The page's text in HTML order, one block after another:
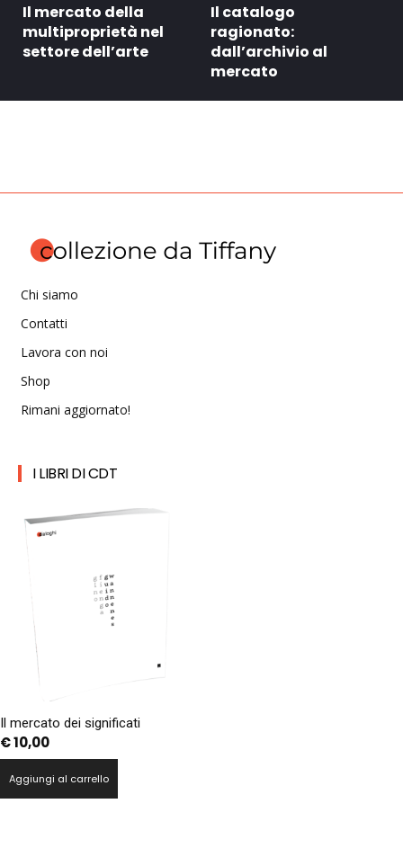
Il mercato della
multiproprietà nel
settore dell’arte
Il catalogo
ragionato:
dall’archivio al
mercato
Chi siamo
Contatti
Lavora con noi
Shop
Rimani aggiornato!
I LIBRI DI CDT
Il mercato dei significati
€10,00
Aggiungi al carrello